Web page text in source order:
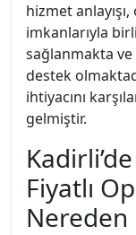
hizmet
imkanlarıyla
sağlanmakta
destek
ihtiyacını
gelmiştir.
Fiyatlı
Nereden